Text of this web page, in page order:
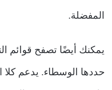
المفضلة.
يمكنك أيضًا تصفح قوائم
حددها الوسطاء. يدعم كلا